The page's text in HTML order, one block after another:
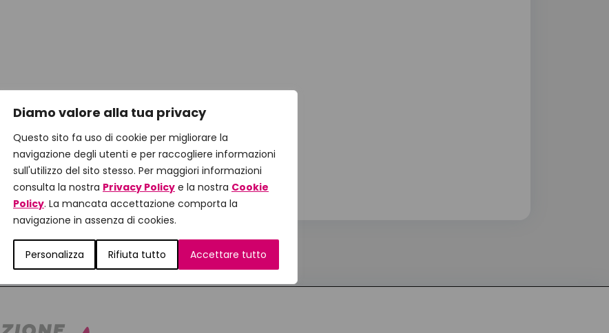
Diamo valore alla tua privacy
Questo sito fa uso di cookie per migliorare la
navigazione degli utenti e per raccogliere informazioni
sull'utilizzo del sito stesso. Per maggiori informazioni
consulta la nostra Privacy Policy e la nostra Cookie
Policy. La mancata accettazione comporta la
navigazione in assenza di cookies.
Personalizza Rifiuta tutto Accettare tutto